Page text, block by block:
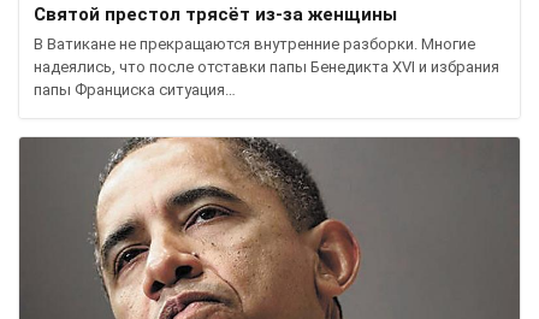
Святой престол трясёт из-за женщины
В Ватикане не прекращаются внутренние разборки. Многие
надеялись, что после отставки папы Бенедикта XVI и избрания
папы Франциска ситуация…